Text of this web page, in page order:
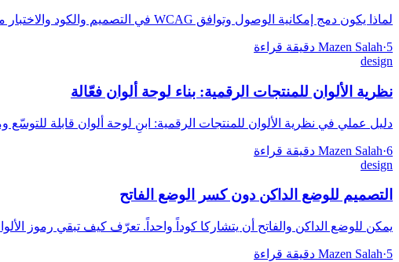
لماذا يكون دمج إمكانية الوصول وتوافق WCAG في التصميم والكود والاختبار من البداية أرخص من إعادة تهيئتها لاحقاً.
Mazen Salah·5 دقيقة قراءة
design
نظرية الألوان للمنتجات الرقمية: بناء لوحة ألوان فعّالة
دليل عملي في نظرية الألوان للمنتجات الرقمية: ابنِ لوحة ألوان قابلة للتوسّع
Mazen Salah·6 دقيقة قراءة
design
التصميم للوضع الداكن دون كسر الوضع الفاتح
يمكن للوضع الداكن والفاتح أن يتشاركا كوداً واحداً. تعرّف كيف تبقي رموز
Mazen Salah·5 دقيقة قراءة